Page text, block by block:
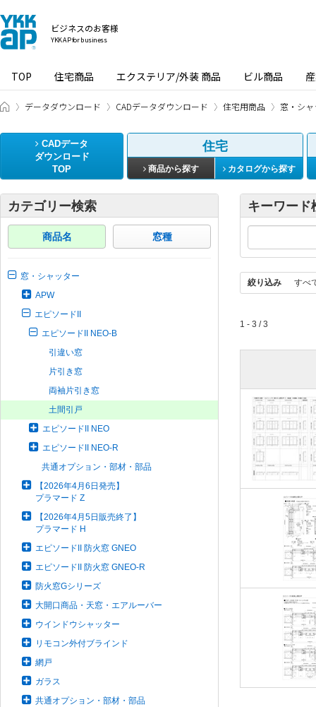
ビジネスのお客様
YKK AP for business
TOP 住宅商品 エクステリア/外装 商品 ビル商品
ビジネスのお客様 HOME
データダウンロード CADデータダウンロード 住宅用商品 窓・シ
CADデータ
ダウンロード
TOP
住宅
商品から探す カタログから探す
カテゴリー検索
商品名 窓種
窓・シャッター
APW
エピソードII
エピソードII NEO-B
引違い窓
片引き窓
両袖片引き窓
土間引戸
エピソードII NEO
エピソードII NEO-R
共通オプション・部材・部品
【2026年4月6日発売】
プラマード Z
【2026年4月5日販売終了】
プラマード H
エピソードII 防火窓 GNEO
エピソードII 防火窓 GNEO-R
防火窓Gシリーズ
大開口商品・天窓・エアルーバー
ウインドウシャッター
リモコン外付ブラインド
網戸
ガラス
共通オプション・部材・部品
キーワード
絞り込み すべ
1 - 3 / 3